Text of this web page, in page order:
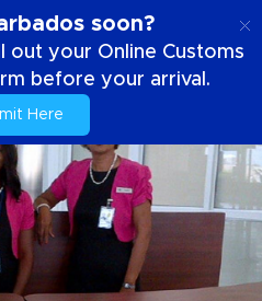
soon?
out your Online Customs
before your arrival.
Here